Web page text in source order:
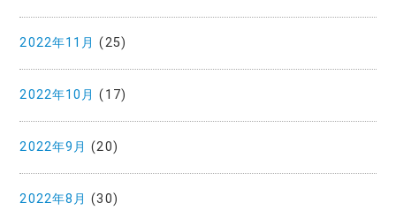
2022年11月 (25)
2022年10月 (17)
2022年9月 (20)
2022年8月 (30)